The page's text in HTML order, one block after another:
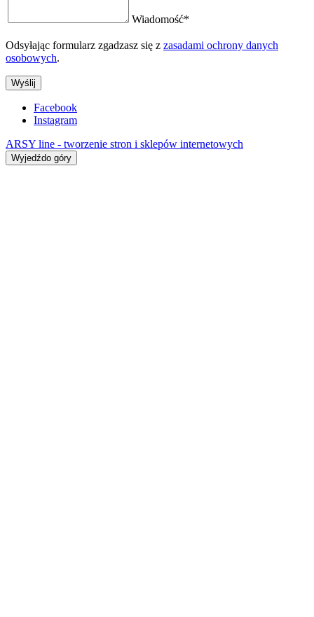
Wiadomość*
Odsyłając formularz zgadzasz się z zasadami ochrony danych
osobowych.
Wyślij
Facebook
Instagram
ARSY line - tworzenie stron i sklepów internetowych
Wyjedźdo góry